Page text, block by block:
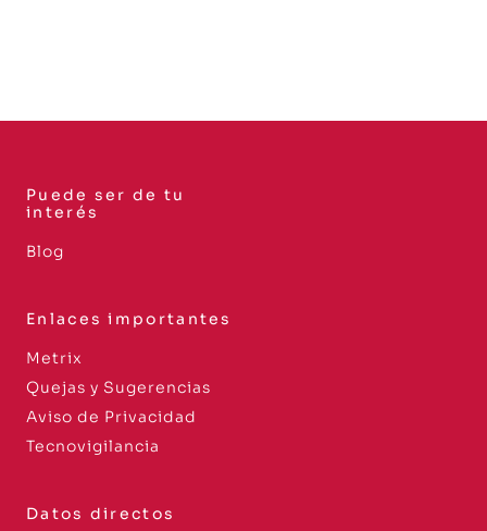
Puede ser de tu
interés
Blog
Enlaces importantes
Metrix
Quejas y Sugerencias
Aviso de Privacidad
Tecnovigilancia
Datos directos